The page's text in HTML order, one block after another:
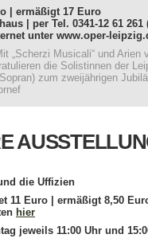
| ermäßigt 17 Euro
| per Tel. 0341-12 61 261
unter www.oper-
„Scherzi Musicali“ und Arien
die Solistinnen der
zum zweijährigen
die Uffizien
11 Euro
ermäßigt 8,50
hier
jeweils 11:00 Uhr und